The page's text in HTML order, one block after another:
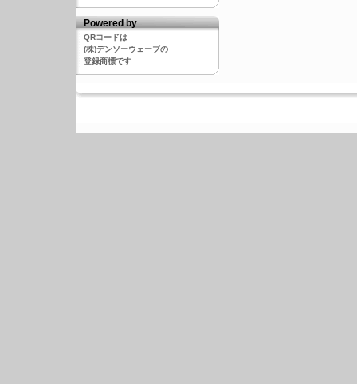
Powered by
QRコードは
(株)デンソーウェーブの
登録商標です